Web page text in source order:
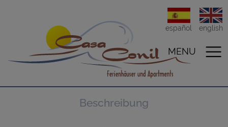
español english
MENU
Beschreibung